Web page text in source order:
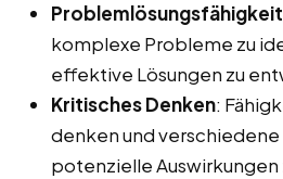
komplexe Probleme zu
effektive Lösungen zu
Kritisches Denken:
denken und
potenzielle